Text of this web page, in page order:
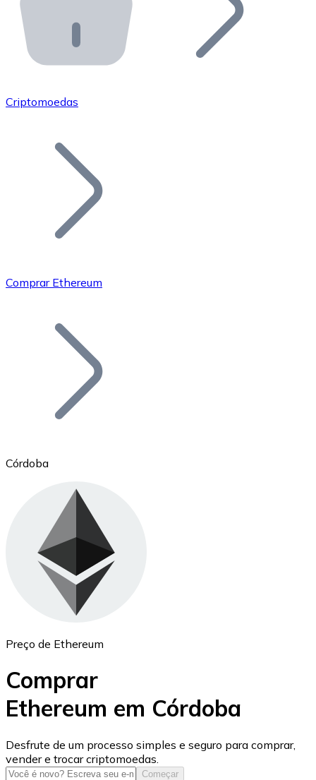
API Bitnovo
Integre nossa API no seu ecossistema.
Junte-se à nossa rede de revendedores e comercialize
Adicione o token do seu projeto ao nosso serviço de
Bitcoin
Ethereum
ETH
USD Coin
USDC
Criptomoedas
Comprar Ethereum
Córdoba
Preço de Ethereum
Comprar
Ethereum em Córdoba
Desfrute de um processo simples e seguro para comprar,
vender e trocar criptomoedas.
Começar